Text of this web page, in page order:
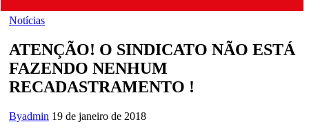
Notícias
ATENÇÃO! O SINDICATO NÃO ESTÁ
FAZENDO NENHUM
RECADASTRAMENTO !
Byadmin 19 de janeiro de 2018